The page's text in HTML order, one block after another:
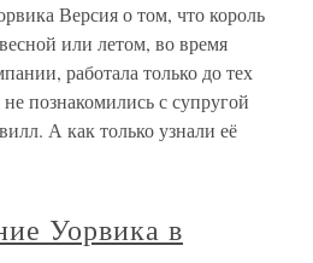
Версия о том, что король
или летом, во время
работала только до тех
познакомились с супругой
А как только узнали её
Уорвика в